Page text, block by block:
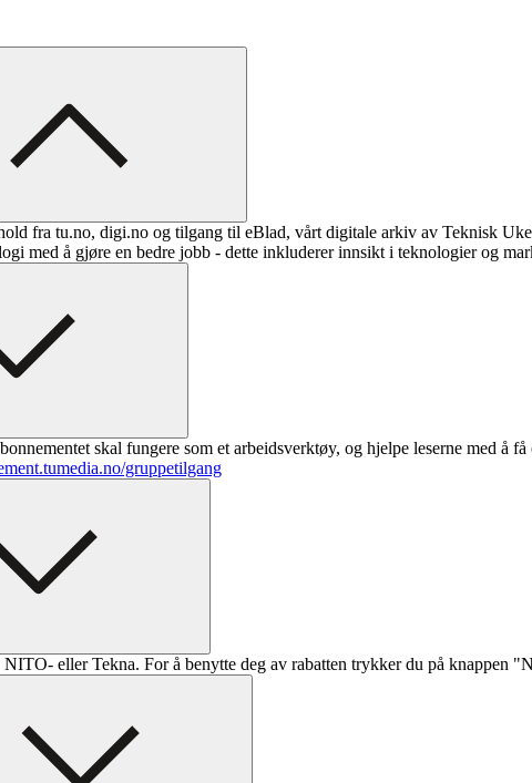
fra tu.no, digi.no og tilgang til eBlad, vårt digitale arkiv av Teknisk
med å gjøre en bedre jobb - dette inkluderer innsikt i teknologier og
skal fungere som et arbeidsverktøy, og hjelpe leserne med å
gruppetilgang
eller Tekna. For å benytte deg av rabatten trykker du på knappen